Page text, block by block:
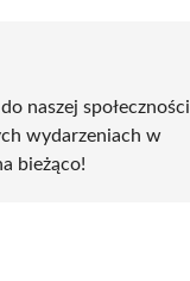
naszej społeczności
wydarzeniach w
bieżąco!